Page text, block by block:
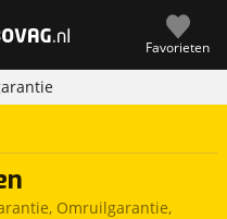
Favorieten
Omruilgarantie,